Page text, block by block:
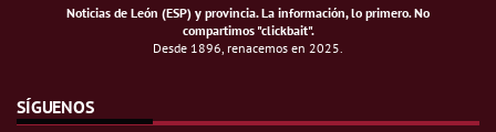
Noticias de León (ESP) y provincia. La información, lo primero.No
compartimos "clickbait".
Desde 1896, renacemos en 2025.
SÍGUENOS